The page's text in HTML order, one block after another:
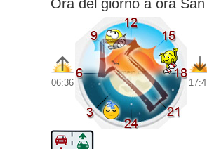
Ora del giorno a ora
06:36